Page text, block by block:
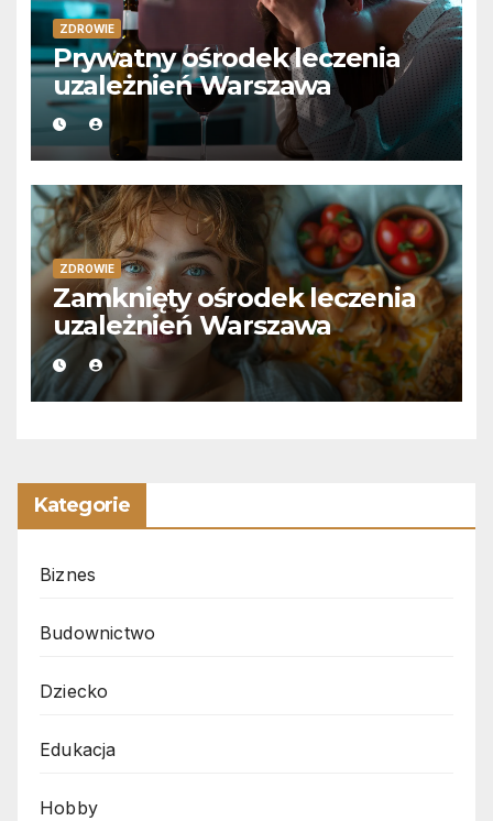
ZDROWIE
Prywatny ośrodek leczenia
uzależnień Warszawa
ZDROWIE
Zamknięty ośrodek leczenia
uzależnień Warszawa
Kategorie
Biznes
Budownictwo
Dziecko
Edukacja
Hobby